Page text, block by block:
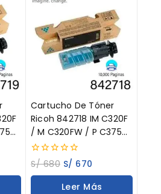
Cartucho De Tóner
Ricoh 842718 IM C320F
/ M C320FW / P C375
Cyan 10.000 Páginas
0
out
of
S/680 S/ 670
Leer Más